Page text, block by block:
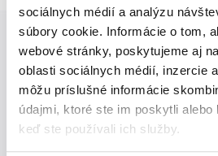
sociálnych médií a analýzu
súbory cookie. Informácie o tom,
webové stránky, poskytujeme aj
oblasti sociálnych médií, inzercie
môžu príslušné informácie
údajmi, ktoré ste im poskytli
keď ste používali ich služby.
Albatros Media newsletter
Zaujíma Vás, aký knižný hit práve
výhodná zľava, aká beží súťaž o
našich e-mailových noviniek